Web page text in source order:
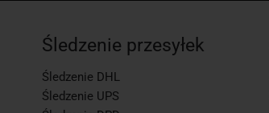
Śledzenie przesyłek
Śledzenie DHL
Śledzenie UPS